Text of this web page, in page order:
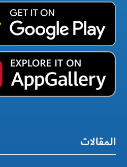
المقالات